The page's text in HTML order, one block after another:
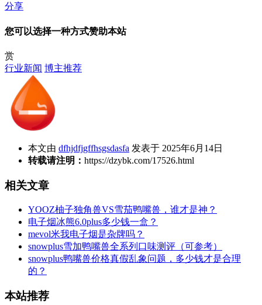
分享
您可以选择一种方式赞助本站
赏
行业新闻 博主推荐
本文由 dfhjdfjgffhsgsdasfa 发表于 2025年6月14日
转载请注明： https://dzybk.com/17526.html
相关文章
YOOZ柚子独角兽VS雪茄鸭嘴兽，谁才是神？
电子烟冰熊6.0plus多少钱一盒？
mevol米我电子烟是杂牌吗？
snowplus雪加鸭嘴兽全系列口味测评（可参考）
snowplus鸭嘴兽价格真假乱象问题，多少钱才是合理
的？
本站推荐